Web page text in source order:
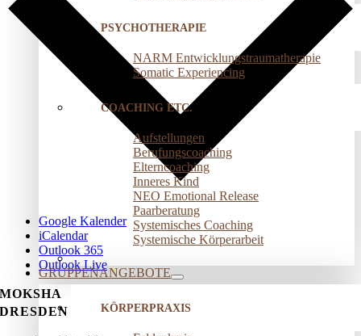
PSYCHOTHERAPIE
NARM Entwicklungstraumatherapie
Somatic Experiencing
COACHING ETC.
Aufstellungen
Berufungscoaching
Elterncoaching
Inneres Kind
NEO Emotional Release
Paarberatung
Systemisches Coaching
Systemische Körperarbeit
GRUPPENANGEBOTE
KÖRPERPRAXIS
Google Kalender
iCalendar
Outlook 365
Outlook Live
MOKSHA
DRESDEN